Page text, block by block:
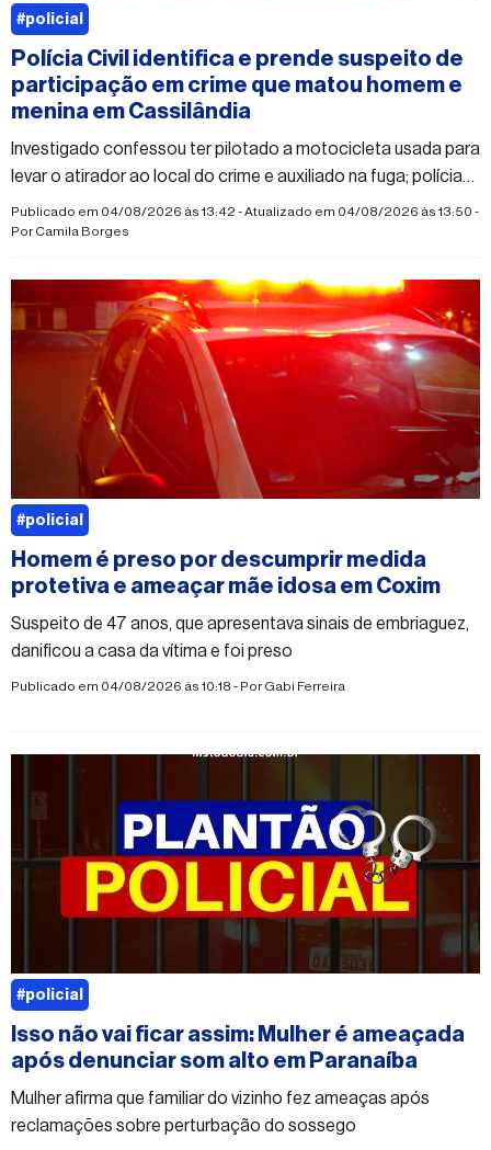
Polícia Civil identifica e prende suspeito de
participação em crime que matou homem e
menina em Cassilândia
Investigado confessou ter pilotado a motocicleta usada para
levar o atirador ao local do crime e auxiliado na fuga; polícia
segue em busca do autor dos disparos
Publicado em 04/08/2026 às 13:42 - Atualizado em 04/08/2026 às 13:50 -
PorCamila Borges
#policial
Homem é preso por descumprir medida
protetiva e ameaçar mãe idosa em Coxim
Suspeito de 47 anos, que apresentava sinais de embriaguez,
danificou a casa da vítima e foi preso
Publicado em 04/08/2026 às 10:18 - PorGabi Ferreira
#policial
Isso não vai ficar assim: Mulher é ameaçada
após denunciar som alto em Paranaíba
Mulher afirma que familiar do vizinho fez ameaças após
reclamações sobre perturbação do sossego
#policial